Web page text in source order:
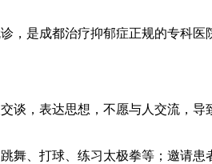
是成都治疗抑郁症正规的专科医
谈，表达思想，不愿与人交流，导
、打球、练习太极拳等；邀请患